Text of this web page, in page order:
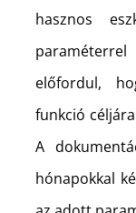
hasznos
előfordul,
funkció
A
hónapokkal